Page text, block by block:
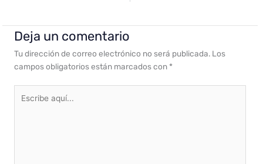
Deja un comentario
Tu dirección de correo electrónico no será publicada. Los
campos obligatorios están marcados con *
aquí...